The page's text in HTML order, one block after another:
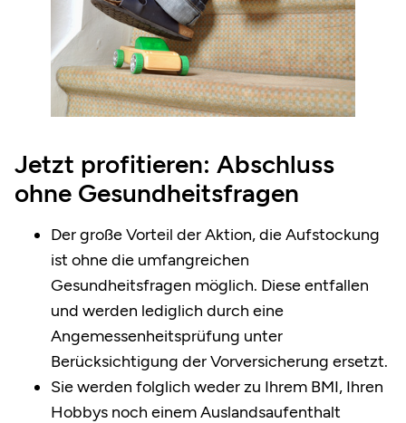
Jetzt profitieren: Abschluss
ohne Gesundheitsfragen
Der große Vorteil der Aktion, die Aufstockung
ist ohne die umfangreichen
Gesundheitsfragen möglich. Diese entfallen
und werden lediglich durch eine
Angemessenheitsprüfung unter
Berücksichtigung der Vorversicherung ersetzt.
Sie werden folglich weder zu Ihrem BMI, Ihren
Hobbys noch einem Auslandsaufenthalt